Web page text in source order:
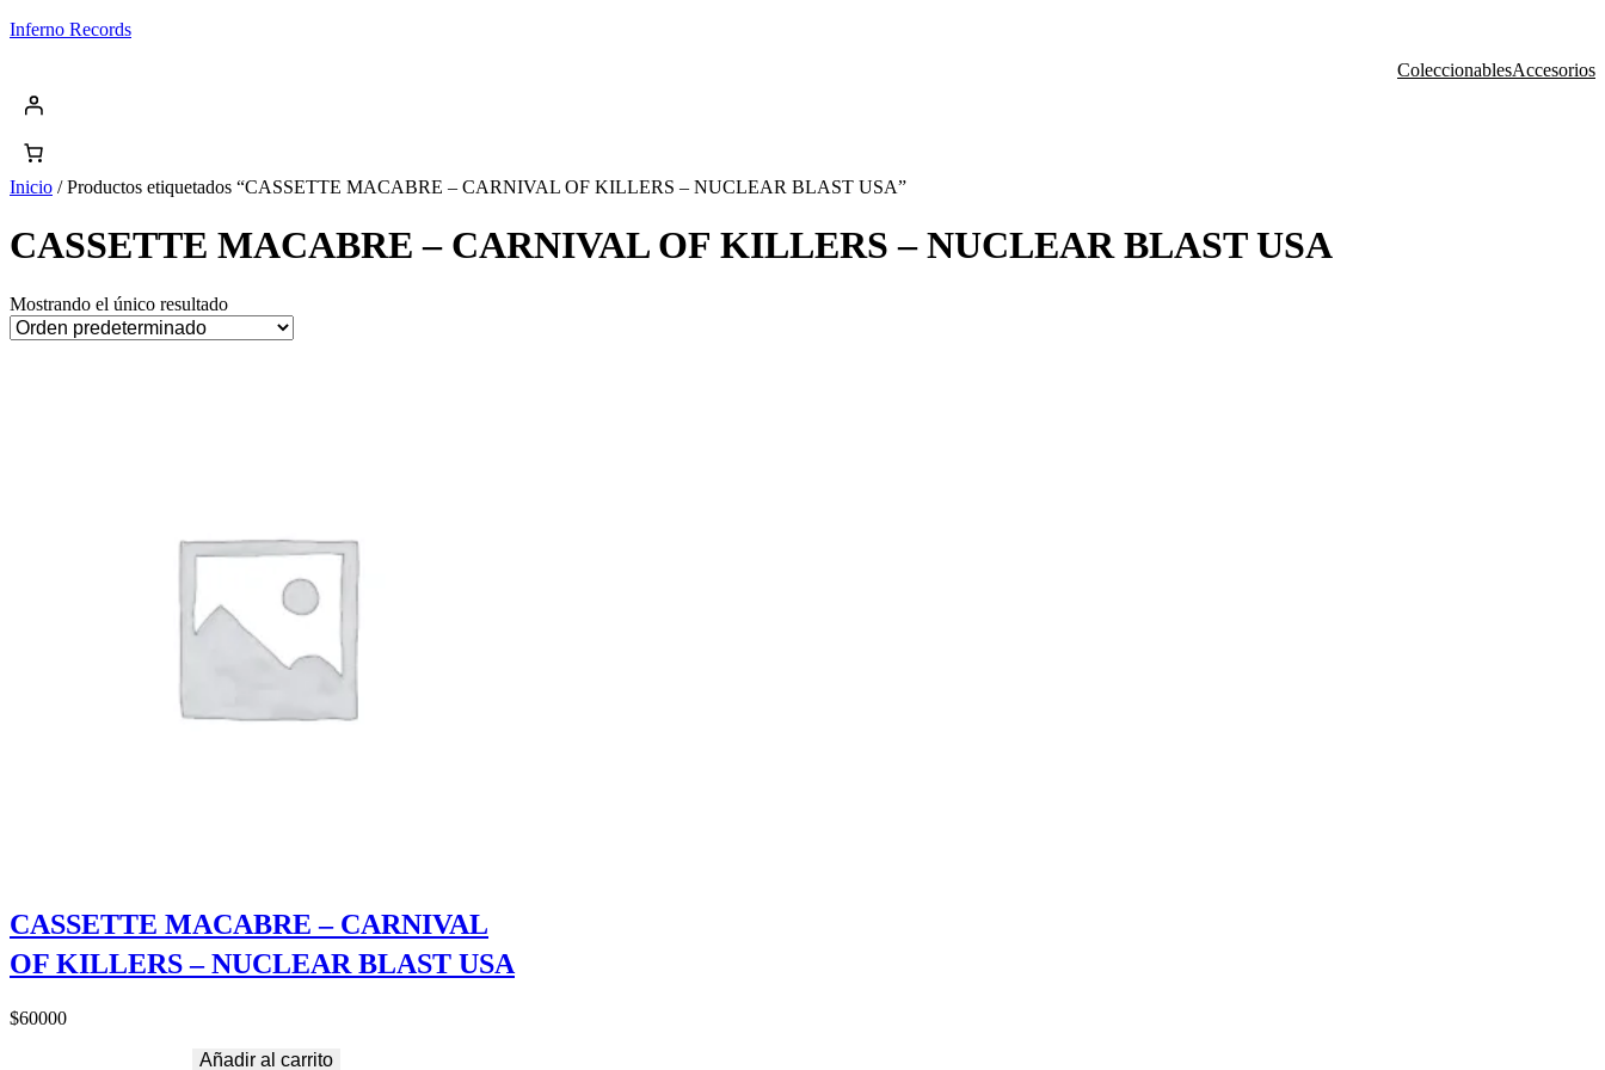
Saltar
Inferno Records
ColeccionablesAccesorios
Inicio / Productos etiquetados “CASSETTE MACABRE – CARNIVAL OF KILLERS – NUCLEAR BLAST USA”
CASSETTE MACABRE – CARNIVAL OF KILLERS – NUCLEAR BLAST USA
Mostrando el único resultado
CASSETTE MACABRE – CARNIVAL
OF KILLERS – NUCLEAR BLAST USA
$60000
Añadir al carrito